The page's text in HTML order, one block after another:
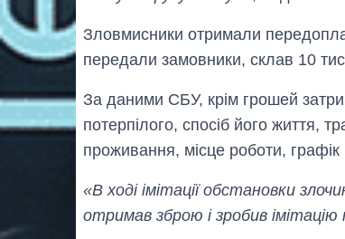
Зловмисники отримали
передали замовники, склав 10
За даними СБУ, крім грошей
потерпілого, спосіб його життя,
проживання, місце роботи,
«В ході імітації обстановки
отримав зброю і зробив імітацію